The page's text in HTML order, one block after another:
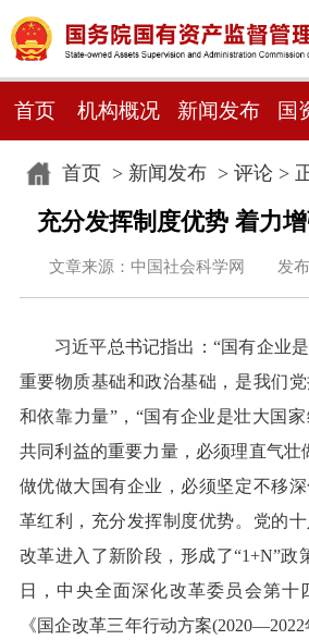
首页 机构概况 新闻发布 国
首页> 新闻发布> 评论 >
充分发挥制度优势 着力
文章来源：中国社会科学网 发布
习近平总书记指出：“国有企业
重要物质基础和政治基础，是我们
和依靠力量”，“国有企业是壮大国
共同利益的重要力量，必须理直气壮
做优做大国有企业，必须坚定不移
革红利，充分发挥制度优势。党的
改革进入了新阶段，形成了“1+N”政
日，中央全面深化改革委员会第十
《国企改革三年行动方案